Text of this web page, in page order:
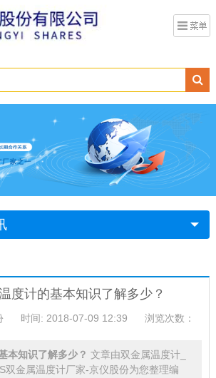
度计的基本知识了解多少？
时间: 2018-07-09 12:39 浏览次数：
本知识了解多少？ 文章由双金属温度计_
双金属温度计厂家-京仪股份为您整理编